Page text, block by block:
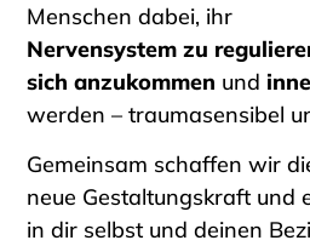
Menschen dabei, ihr
Nervensystem zu
sich anzukommen und
werden – traumasensibel
Gemeinsam schaffen wir
neue Gestaltungskraft und
in dir selbst und deinen